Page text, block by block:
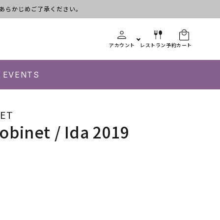
かじめご了承ください。
アカウント レストラン予約カート
EVENTS
/ Ida 2019